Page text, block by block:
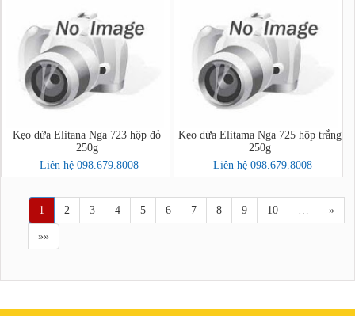
Kẹo dừa Elitana Nga 723 hộp đỏ
250g
Liên hệ 098.679.8008
Kẹo dừa Elitama Nga 725 hộp trắng
250g
Liên hệ 098.679.8008
1 2 3 4 5 6 7 8 9 10 … »
»»